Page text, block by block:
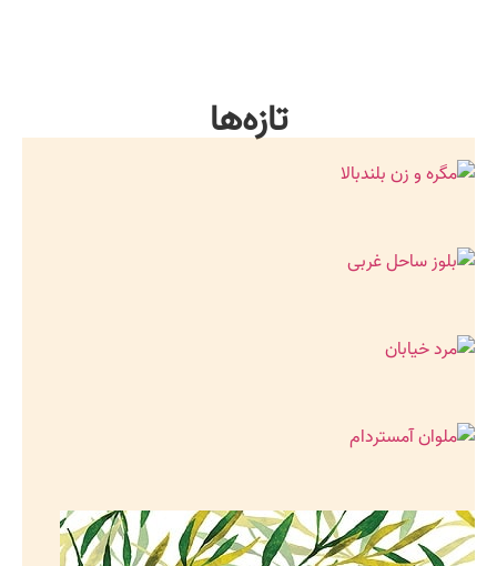
تازه‌ها